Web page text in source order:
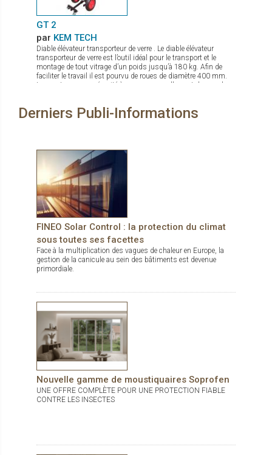
GT 2
par KEM TECH
Diable élévateur transporteur de verre . Le diable élévateur
transporteur de verre est l’outil idéal pour le transport et le
montage de tout vitrage d’un poids jusqu’à 180 kg. Afin de
faciliter le travail il est pourvu de roues de diamètre 400 mm.
Les ventouses se sécurité à pompe manuelle sont de grand
peut passer par des portes. La mise en action sur chantier se
Derniers Publi-Informations
FINEO Solar Control : la protection du climat
sous toutes ses facettes
Face à la multiplication des vagues de chaleur en Europe, la
gestion de la canicule au sein des bâtiments est devenue
primordiale.
Nouvelle gamme de moustiquaires Soprofen
UNE OFFRE COMPLÈTE POUR UNE PROTECTION FIABLE
CONTRE LES INSECTES